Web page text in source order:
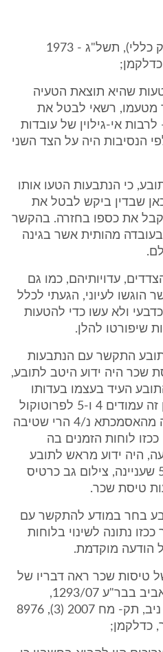
סעיף 15 לחוק החוזים (חלק כללי), תשל"ג - 1973
שהיא תוצאת הטעיה
מטעמו, רשאי לבטל את
אי-גילוין של עובדות
הנסיבות היה על הצד השני
כי הנתבעות הטעו אותו
שבדין ביקש לבטל את
את כספו בחזרה. בהקשר
בעובדה מהותית אשר בגינה
עדויותיהם, כמו גם
לעיוני, הגעתי לכלל
ולא עשו כדי להטעות
שיפורטו להלן.
התקשר עם הנתבעות
שכר היה ידוע היטב לתובע,
העיד בעצמו בעדותו
מיום 22.11.12 וראה בעניין זה עמודים 4 ו-5 לפרוטוקול
שם. לא זו אף זו, כפי העולה מהאסמכתא נ/4 הרי שטיבה
לוחות הזמנים בה
היה ידוע מראש לתובע
כפי העולה מהאסמכתא נ/5 שעניינה, צילום גב כרטיס
טיסת שכר.
בחר במודע להתקשר עם
נתונה לשינוי בלוחות
הודעה מוקדמת.
טיסות שכר ראה דבריו של
בית המשפט המחוזי בתל אביב בבר"ע 1293/07,
השטיח המעופף בע"מ נגד ניב, תק- מח 2007 (3), 8976